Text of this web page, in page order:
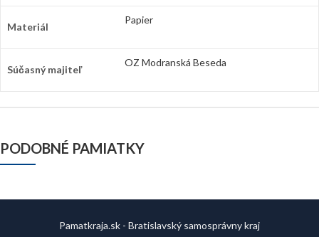
Materiál
Papier
Súčasný majiteľ
OZ Modranská Beseda
PODOBNÉ PAMIATKY
Pamatkraja.sk - Bratislavský samosprávny kraj